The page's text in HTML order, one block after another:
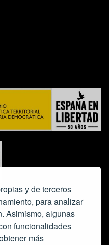
y de terceros
para analizar
Asimismo, algunas
funcionalidades
más